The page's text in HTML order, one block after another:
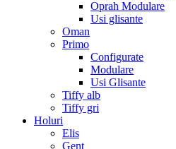
Oprah Modulare
Usi glisante
Oman
Primo
Configurate
Modulare
Usi Glisante
Tiffy alb
Tiffy gri
Holuri
Elis
Gent